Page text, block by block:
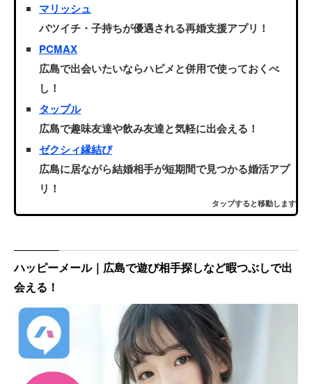
マリッシュ
バツイチ・子持ちが優遇される再婚支援アプリ！
PCMAX
広島で出会いたいならハピメと併用で使っておくべ
し！
タップル
広島で趣味友達や飲み友達と気軽に出会える！
ゼクシィ縁結び
広島に居ながら結婚相手が短期間で見つかる婚活アプ
リ！
タップすると移動します
ハッピーメール｜広島で遊び相手探しなど暇つぶしで出
会える！